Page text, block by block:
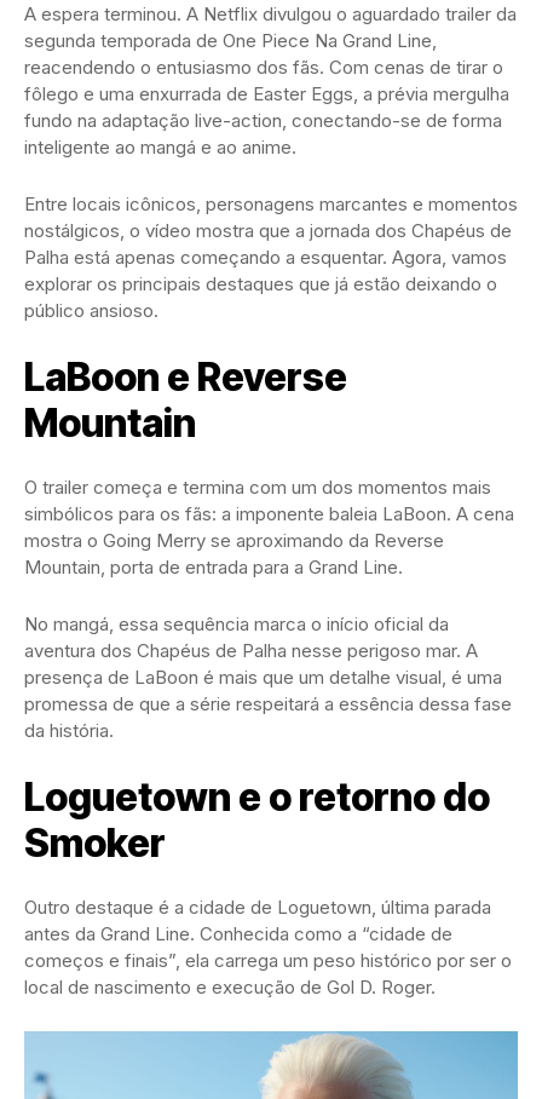
A espera terminou. A Netflix divulgou o aguardado trailer da
segunda temporada de One Piece Na Grand Line,
reacendendo o entusiasmo dos fãs. Com cenas de tirar o
fôlego e uma enxurrada de Easter Eggs, a prévia mergulha
fundo na adaptação live-action, conectando-se de forma
inteligente ao mangá e ao anime.
Entre locais icônicos, personagens marcantes e momentos
nostálgicos, o vídeo mostra que a jornada dos Chapéus de
Palha está apenas começando a esquentar. Agora, vamos
explorar os principais destaques que já estão deixando o
público ansioso.
LaBoon e Reverse
Mountain
O trailer começa e termina com um dos momentos mais
simbólicos para os fãs: a imponente baleia LaBoon. A cena
mostra o Going Merry se aproximando da Reverse
Mountain, porta de entrada para a Grand Line.
No mangá, essa sequência marca o início oficial da
aventura dos Chapéus de Palha nesse perigoso mar. A
presença de LaBoon é mais que um detalhe visual, é uma
promessa de que a série respeitará a essência dessa fase
da história.
Loguetown e o retorno do
Smoker
Outro destaque é a cidade de Loguetown, última parada
antes da Grand Line. Conhecida como a “cidade de
começos e finais”, ela carrega um peso histórico por ser o
local de nascimento e execução de Gol D. Roger.